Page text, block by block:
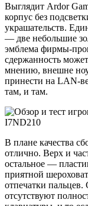
Выглядит Ardor
корпус без
украшательств.
— две небольшие
эмблема фирмы-
сдержанность
мнению, внешне
принести на LAN-
там, и там.
В плане качества
отлично. Верх и
остальное —
приятной
отпечатки
отсутствуют